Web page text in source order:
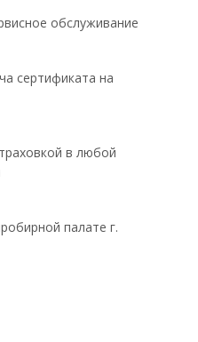
обслуживание
сертификата на
в любой
палате г.